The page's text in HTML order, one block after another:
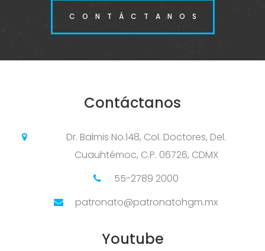
CONTÁCTANOS
Contáctanos
Dr. Balmis No.148, Col. Doctores, Del.
Cuauhtémoc, C.P. 06726, CDMX
55-2789 2000
patronato@patronatohgm.mx
Youtube